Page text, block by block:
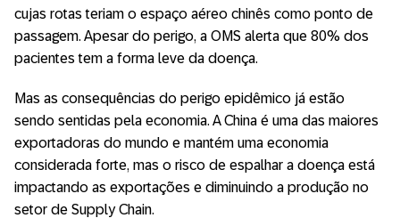
cujas rotas teriam o espaço aéreo chinês como ponto de
passagem. Apesar do perigo, a OMS alerta que 80% dos
pacientes tem a forma leve da doença.
Mas as consequências do perigo epidêmico já estão
sendo sentidas pela economia. A China é uma das maiores
exportadoras do mundo e mantém uma economia
considerada forte, mas o risco de espalhar a doença está
impactando as exportações e diminuindo a produção no
setor de Supply Chain.